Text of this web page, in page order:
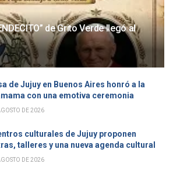
de Grito Verde llegó al
de Jujuy en Buenos Aires honró a la
con una emotiva ceremonia
DE 2026
culturales de Jujuy proponen
talleres y una nueva agenda cultural
DE 2026